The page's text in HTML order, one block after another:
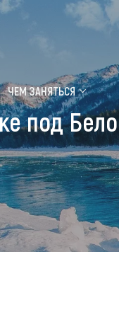
Где
Топ
ЧЕМ ЗАНЯТЬСЯ
под